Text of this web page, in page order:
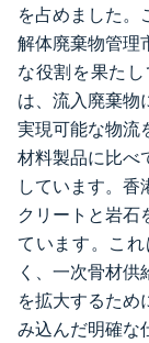
を占めました。
解体廃棄物管理
な役割を果た
は、流入廃棄物
実現可能な物流
材料製品に比べ
しています。香
クリートと岩石
ています。こ
く、一次骨材
を拡大するため
み込んだ明確な